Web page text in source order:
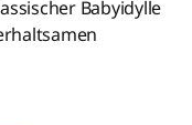
Babyidylle